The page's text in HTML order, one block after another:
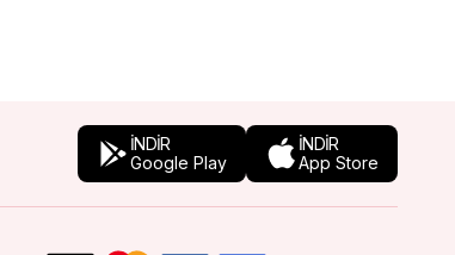
İNDİR
Google Play
İNDİR
App Store